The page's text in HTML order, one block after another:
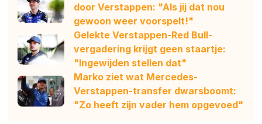
door Verstappen: "Als jij dat nou
gewoon weer voorspelt!"
Gelekte Verstappen-Red Bull-
vergadering krijgt geen staartje:
"Ingewijden stellen dat"
Marko ziet wat Mercedes-
Verstappen-transfer dwarsboomt:
"Zo heeft zijn vader hem opgevoed"